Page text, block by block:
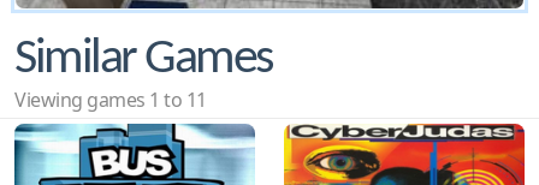
Similar Games
Viewing games 1 to 11